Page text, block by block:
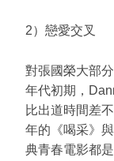
2）戀愛交叉
對張國榮大部
年代初期，
比出道時間差
年的《喝采》
典青春電影都